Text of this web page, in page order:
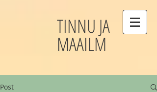
TINNU JA
MAAILM
Post